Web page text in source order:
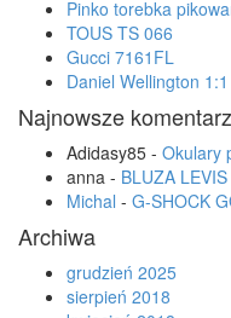
Pinko torebka
TOUS TS 066
Gucci 7161FL
Daniel Wellington
Najnowsze
Adidasy85 - Okulary
anna - BLUZA
Michal - G-SHOCK
Archiwa
grudzień 2025
sierpień 2018